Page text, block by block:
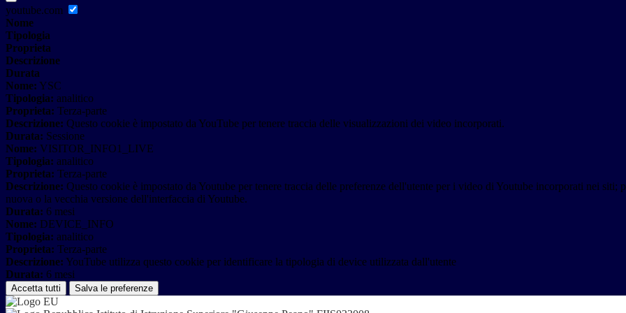
youtube.com
Nome
Tipologia
Proprieta
Descrizione
Durata
Nome: YSC
Tipologia: analitico
Proprieta: Terza-parte
Descrizione: Questo cookie è impostato da YouTube per tenere traccia delle visualizzazioni dei video incorporati.
Durata: Sessione
Nome: VISITOR_INFO1_LIVE
Tipologia: analitico
Proprieta: Terza-parte
Descrizione: Questo cookie è impostato da Youtube per tenere traccia delle preferenze dell'utente per i video di Youtube incorporati nei
nuova o la vecchia versione dell'interfaccia di Youtube.
Durata: 6 mesi
Nome: DEVICE_INFO
Tipologia: analitico
Proprieta: Terza-parte
Descrizione: YouTube utilizza questo cookie per identificare la tipologia di device utilizzata dall'utente
Durata: 6 mesi
Accetta tutti Salva le preferenze